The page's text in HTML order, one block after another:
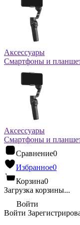
Аксессуары
Смартфоны и
Аксессуары
Смартфоны и
Сравнение0
Избранное0
Корзина0
Загрузка корзины...
Войти
Войти